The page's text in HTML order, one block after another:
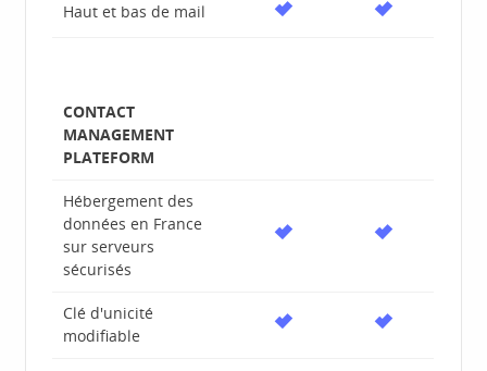
Haut et bas de mail
CONTACT
MANAGEMENT
PLATEFORM
Hébergement des
données en France
sur serveurs
sécurisés
Clé d'unicité
modifiable